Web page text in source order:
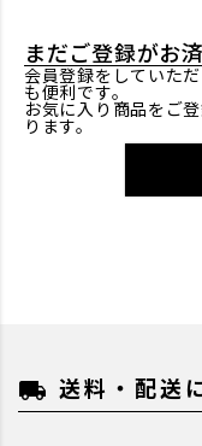
まだご登録がお
会員登録をしていた
も便利です。
お気に入り商品をご
ります。
local_shipping 送料・配送